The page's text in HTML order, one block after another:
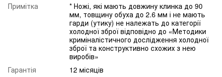
Примітка
* Ножі, які мають довжину клинка до 90
мм, товщину обуха до 2.6 мм і не мають
гарди (утику) не належать до категорії
холодної зброї відповідно до «Методики
криміналістичного дослідження холодної
зброї та конструктивно схожих з нею
виробів»
Гарантія
12 місяців